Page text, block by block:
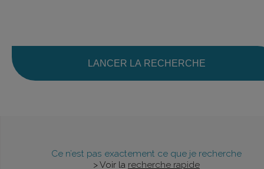
LANCER LA RECHERCHE
Ce n’est pas exactement ce que je recherche
> Voir la recherche rapide